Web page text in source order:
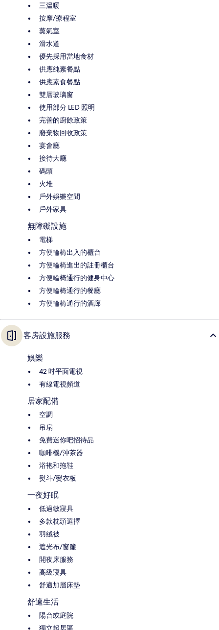
三溫暖
按摩/療程室
蒸氣室
滑水道
優先採用當地食材
供應純素餐點
供應素食餐點
雙層玻璃窗
使用部分 LED 照明
完善的廚餘政策
廢棄物回收政策
宴會廳
接待大廳
碼頭
火堆
戶外娛樂空間
戶外家具
無障礙設施
電梯
方便輪椅出入的櫃台
方便輪椅進出的註冊櫃台
方便輪椅通行的健身中心
方便輪椅通行的餐廳
方便輪椅通行的酒廊
客房設施服務
娛樂
42 吋平面電視
有線電視頻道
居家配備
空調
吊扇
免費迷你吧招待品
咖啡機/沖茶器
浴袍和拖鞋
熨斗/熨衣板
一夜好眠
低過敏寢具
多款枕頭選擇
羽絨被
遮光布/窗簾
開夜床服務
高級寢具
舒適加層床墊
舒適生活
陽台或庭院
獨立起居區